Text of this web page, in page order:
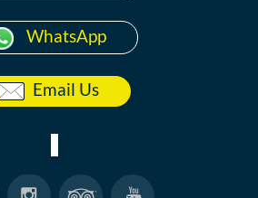
WhatsApp
Email Us